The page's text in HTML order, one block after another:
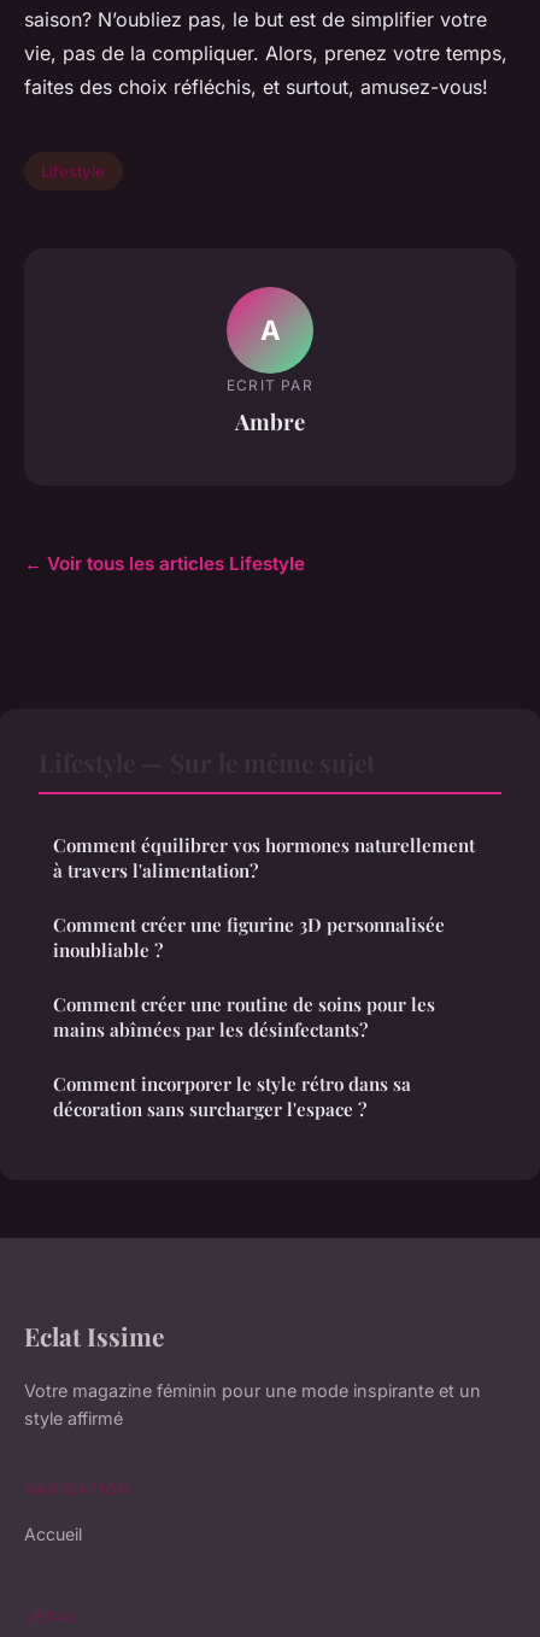
saison? N’oubliez pas, le but est de simplifier votre
vie, pas de la compliquer. Alors, prenez votre temps,
faites des choix réfléchis, et surtout, amusez-vous!
Lifestyle
A
ECRIT PAR
Ambre
← Voir tous les articles Lifestyle
Comment équilibrer vos hormones naturellement
à travers l'alimentation?
Comment créer une figurine 3D personnalisée
inoubliable ?
Comment créer une routine de soins pour les
mains abîmées par les désinfectants?
Comment incorporer le style rétro dans sa
décoration sans surcharger l'espace ?
Eclat Issime
Votre magazine féminin pour une mode inspirante et un
style affirmé
NAVIGATION
Accueil
LÉGAL